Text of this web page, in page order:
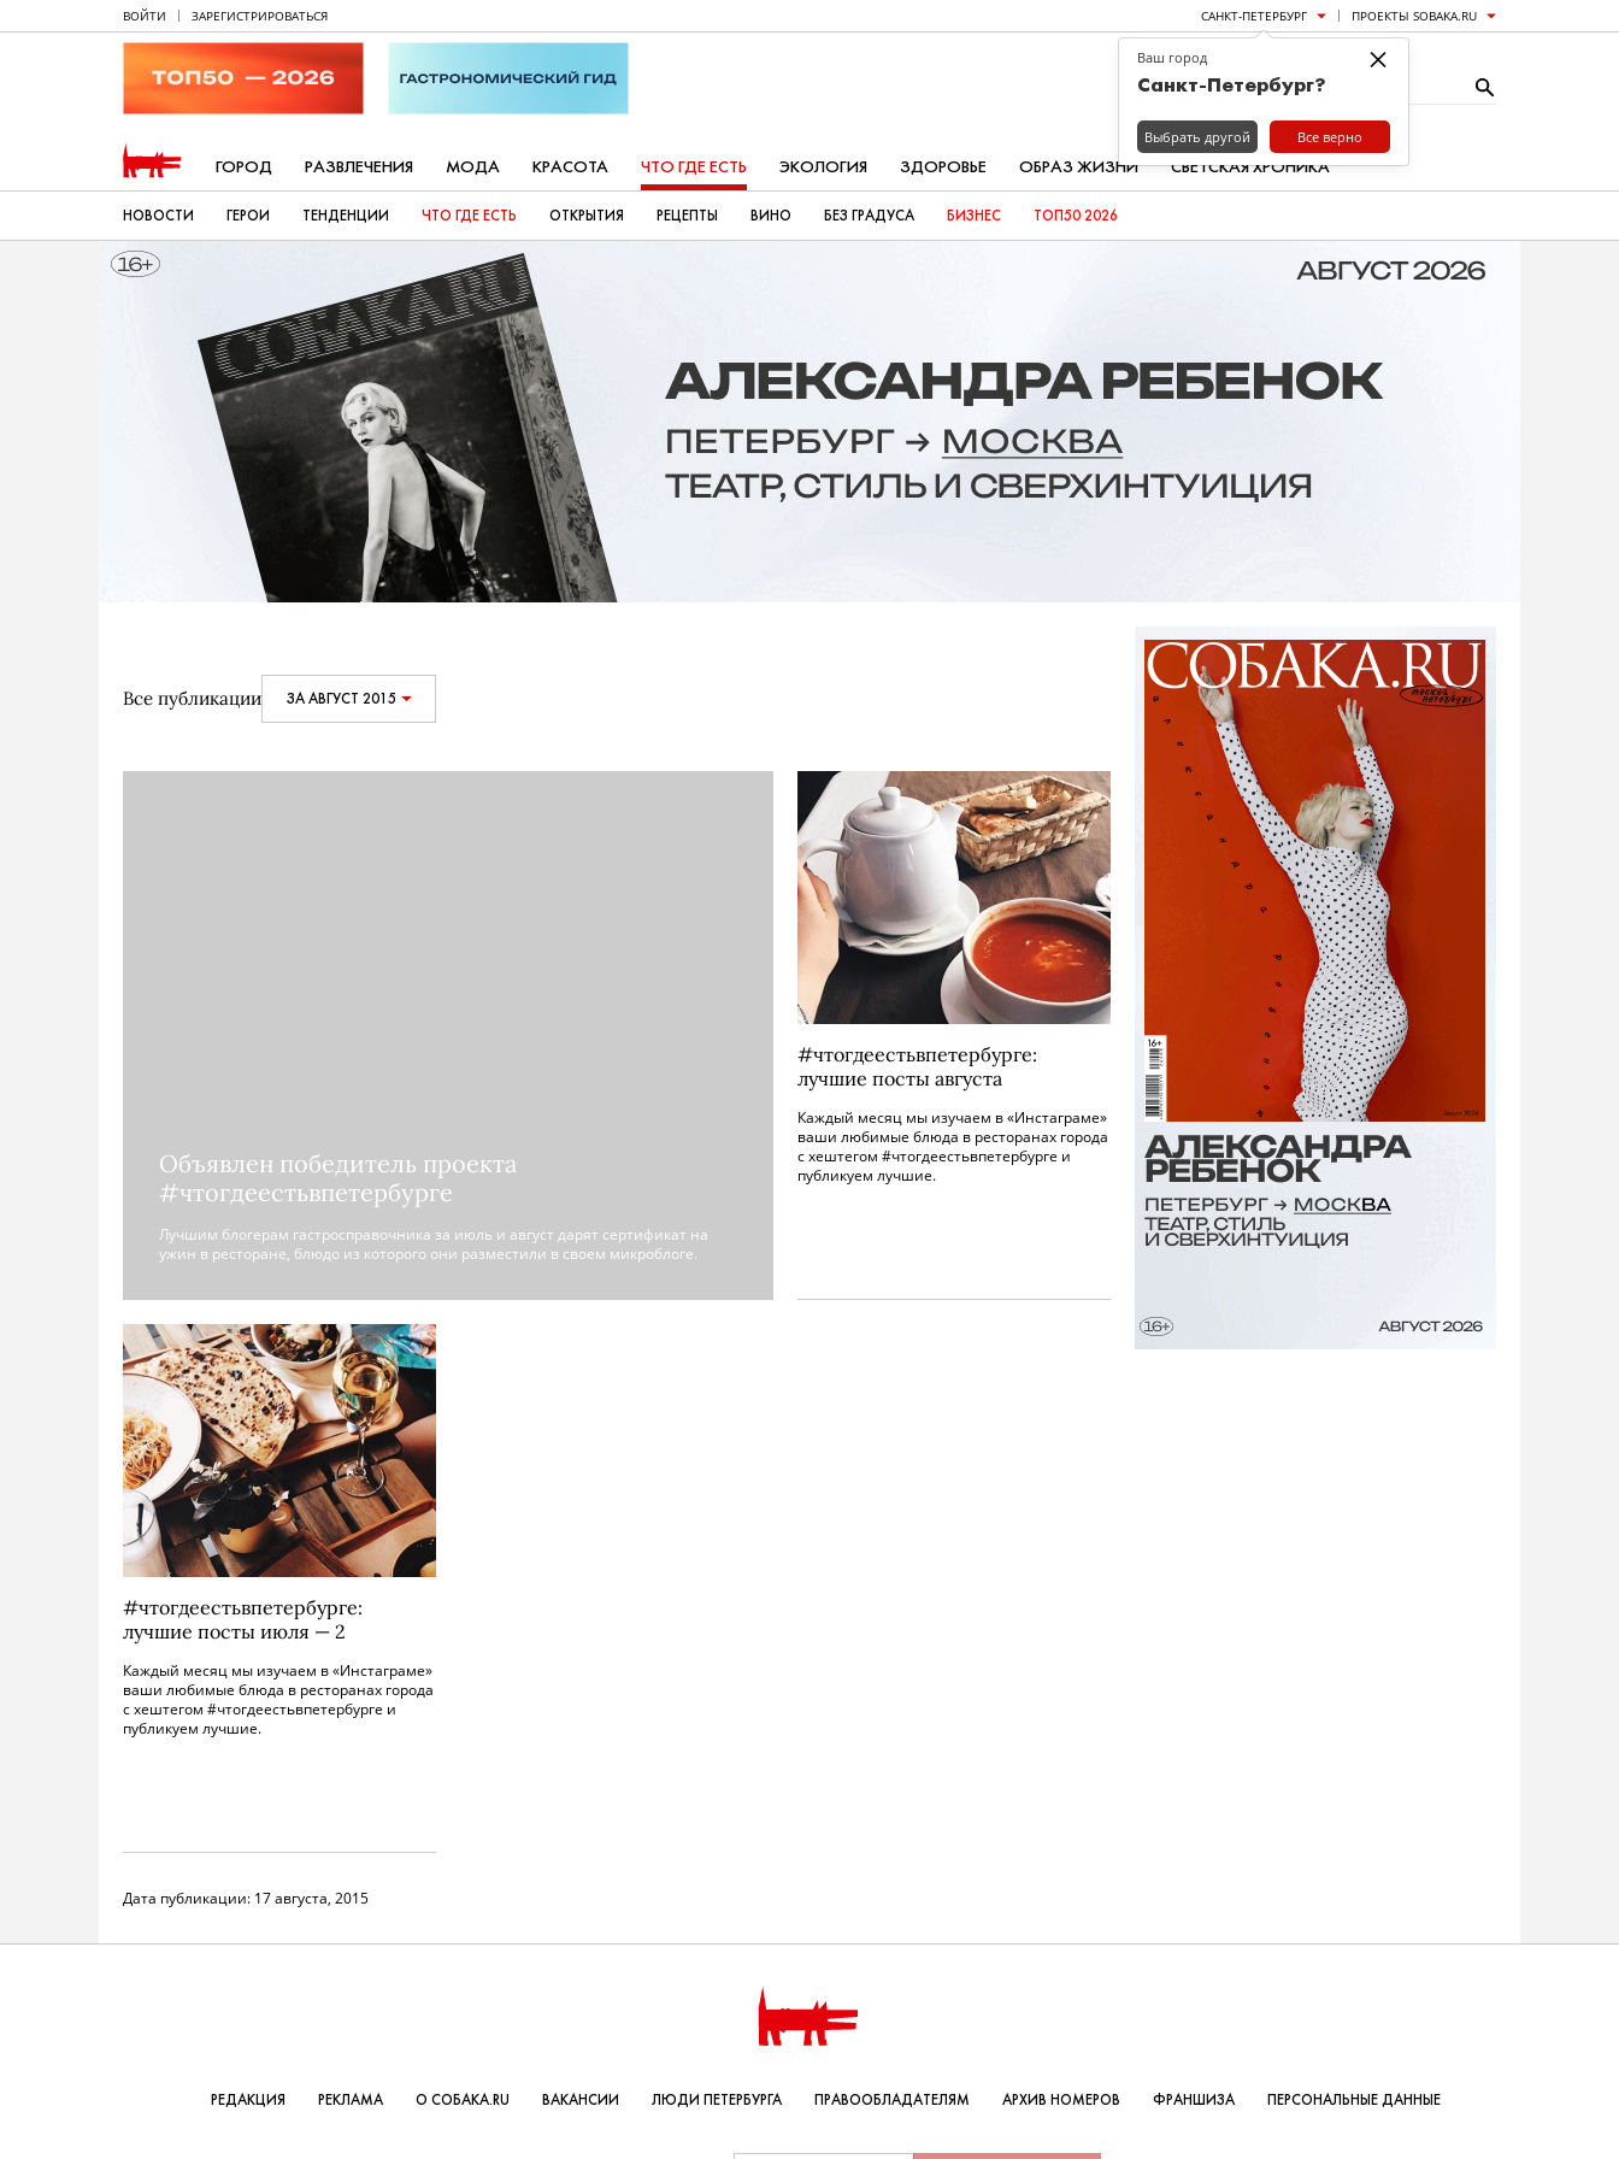
ВОЙТИ ЗАРЕГИСТРИРОВАТЬСЯ САНКТ-ПЕТЕРБУРГ ПРОЕКТЫ SOBAKA.RU
ГОРОД РАЗВЛЕЧЕНИЯ МОДА КРАСОТА ЧТО ГДЕ ЕСТЬ ЭКОЛОГИЯ ЗДОРОВЬЕ ОБРАЗ ЖИЗНИ СВЕТСКАЯ ХРОНИКА
НОВОСТИ ГЕРОИ ТЕНДЕНЦИИ ЧТО ГДЕ ЕСТЬ ОТКРЫТИЯ РЕЦЕПТЫ ВИНО БЕЗ ГРАДУСА БИЗНЕС ТОП50 2026
Все публикации ЗА АВГУСТ 2015
Объявлен победитель проекта
#чтогдеестьвпетербурге
Лучшим блогерам гастросправочника за июль и август дарят сертификат на
ужин в ресторане, блюдо из которого они разместили в своем микроблоге.
#чтогдеестьвпетербурге:
лучшие посты августа
Каждый месяц мы изучаем в «Инстаграме»
ваши любимые блюда в ресторанах города
с хештегом #что­гдеестьвпетербурге и
публикуем лучшие.
#чтогдеестьвпетербурге:
лучшие посты июля — 2
Каждый месяц мы изучаем в «Инстаграме»
ваши любимые блюда в ресторанах города
с хештегом #что­гдеестьвпетербурге и
публикуем лучшие.
Дата публикации: 17 августа, 2015
РЕДАКЦИЯ РЕКЛАМА О СОБАКА.RU ВАКАНСИИ ЛЮДИ ПЕТЕРБУРГА ПРАВООБЛАДАТЕЛЯМ АРХИВ НОМЕРОВ ФРАНШИЗА ПЕРСОНАЛЬНЫЕ ДАННЫЕ
×
Ваш город
Санкт-Петербург?
Выбрать другой Все верно